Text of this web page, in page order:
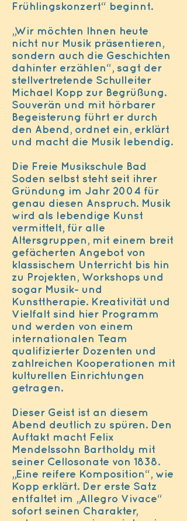
Frühlingskonzert“ beginnt.
„Wir möchten Ihnen heute
nicht nur Musik präsentieren,
sondern auch die Geschichten
dahinter erzählen“, sagt der
stellvertretende Schulleiter
Michael Kopp zur Begrüßung.
Souverän und mit hörbarer
Begeisterung führt er durch
den Abend, ordnet ein, erklärt
und macht die Musik lebendig.
Die Freie Musikschule Bad
Soden selbst steht seit ihrer
Gründung im Jahr 2004 für
genau diesen Anspruch. Musik
wird als lebendige Kunst
vermittelt, für alle
Altersgruppen, mit einem breit
gefächerten Angebot von
klassischem Unterricht bis hin
zu Projekten, Workshops und
sogar Musik- und
Kunsttherapie. Kreativität und
Vielfalt sind hier Programm
und werden von einem
internationalen Team
qualifizierter Dozenten und
zahlreichen Kooperationen mit
kulturellen Einrichtungen
getragen.
Dieser Geist ist an diesem
Abend deutlich zu spüren. Den
Auftakt macht Felix
Mendelssohn Bartholdy mit
seiner Cellosonate von 1838.
„Eine reifere Komposition“, wie
Kopp erklärt. Der erste Satz
entfaltet im „Allegro Vivace“
sofort seinen Charakter,